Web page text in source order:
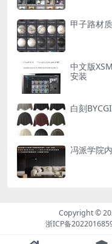
甲子路材
中文版
安装
白刻
冯派学院
Copyright ©
浙ICP备